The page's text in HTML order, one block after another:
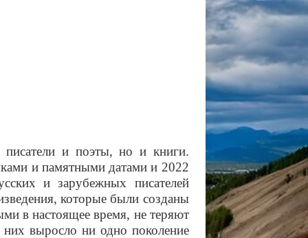
и поэты, но и книги.
и памятными датами и 2022
и зарубежных писателей
которые были созданы
в настоящее время, не теряют
выросло ни одно поколение